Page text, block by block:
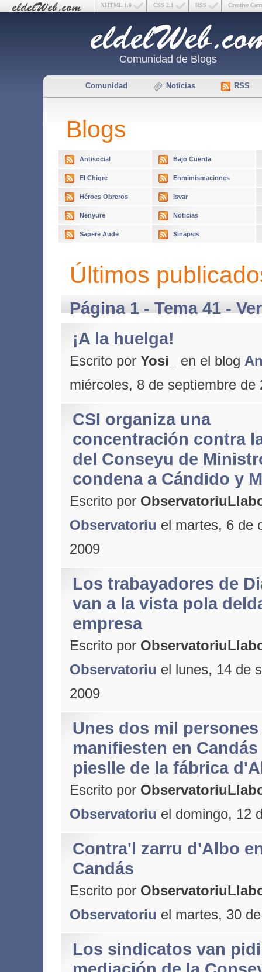
Creative
RSS
CSS 2.1
XHTML 1.0
Comunidad de Blogs
Comunidad Noticias RSS
Blogs
Antisocial Bajo Cuerda
El Chigre Enmimismaciones
Héroes Obreros Isvar
Nenyure Noticias
Sapere Aude Sinapsis
Últimos
Página 1 - Tema 41 -
¡A la huelga!
Escrito por Yosi_ en el blog
miércoles, 8 de septiembre de
CSI organiza una
concentración contra
del Conseyu de
condena a Cándido y
Escrito por
Observatoriu el martes, 6 de
2009
Los trabayadores de
van a la vista pola
empresa
Escrito por
Observatoriu el lunes, 14 de
2009
Unes dos mil persones
manifiesten en
pieslle de la fábrica
Escrito por
Observatoriu el domingo, 12
Contra'l zarru d'Albo
Candás
Escrito por
Observatoriu el martes, 30
Los sindicatos van